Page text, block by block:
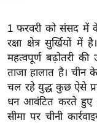
त
वि
शे
ष
ज्ञ
रा
1 फरवरी को संसद में
रक्षा क्षेत्र सुर्खियों
महत्वपूर्ण बढ़ोतरी
ताजा हालात है।
चल रहे युद्ध कुछ ऐसे
धन आवंटित करते हुए
सीमा पर चीनी